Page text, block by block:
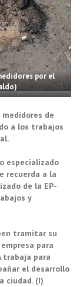
por el
de
a los trabajos
especializado
recuerda a la
de la EP-
y
tramitar su
para
trabaja para
el desarrollo
ciudad. (I)